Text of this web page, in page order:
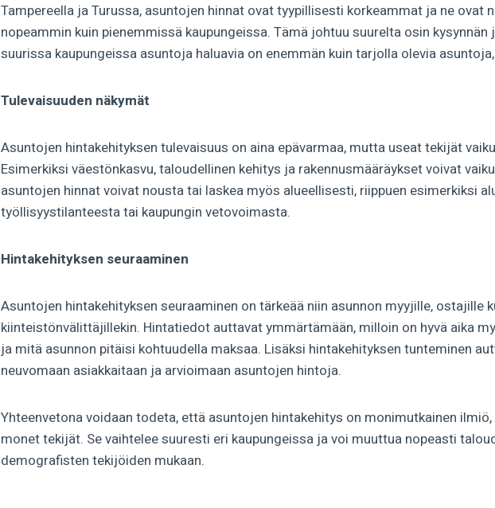
Tampereella ja Turussa, asuntojen hinnat ovat tyypillisesti korkeammat ja ne ovat
nopeammin kuin pienemmissä kaupungeissa. Tämä johtuu suurelta osin
suurissa kaupungeissa asuntoja haluavia on enemmän kuin tarjolla olevia
Tulevaisuuden näkymät
Asuntojen hintakehityksen tulevaisuus on aina epävarmaa, mutta useat tekijät
Esimerkiksi väestönkasvu, taloudellinen kehitys ja rakennusmääräykset voivat
asuntojen hinnat voivat nousta tai laskea myös alueellisesti, riippuen esimerkiksi
työllisyystilanteesta tai kaupungin vetovoimasta.
Hintakehityksen seuraaminen
Asuntojen hintakehityksen seuraaminen on tärkeää niin asunnon myyjille, ostajille
kiinteistönvälittäjillekin. Hintatiedot auttavat ymmärtämään, milloin on hyvä aika
ja mitä asunnon pitäisi kohtuudella maksaa. Lisäksi hintakehityksen tunteminen
neuvomaan asiakkaitaan ja arvioimaan asuntojen hintoja.
Yhteenvetona voidaan todeta, että asuntojen hintakehitys on monimutkainen
monet tekijät. Se vaihtelee suuresti eri kaupungeissa ja voi muuttua nopeasti
demografisten tekijöiden mukaan.